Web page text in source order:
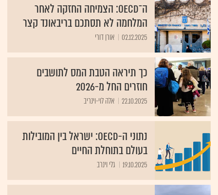
ה־OECD: הצמיחה החזקה לאחר
המלחמה לא תסתכם בריבאונד קצר
02.12.2025 אורן דורי
כך תיראה הטבת המס לתושבים
חוזרים החל מ-2026
22.10.2025 אלה לוי-וינריב
נתוני ה-OECD: ישראל בין המובילות
בעולם בתוחלת החיים
19.10.2025 גלי וינרב